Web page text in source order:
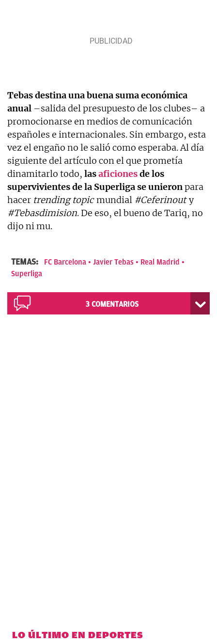
Tebasdestina una buena suma económica
anual –salida del presupuesto de los clubes– a
promocionarse en medios de comunicación
españoles e internacionales. Sin embargo, esta
vez el engaño no le salió como esperaba. Al día
siguiente del artículo con el que prometía
dinamitarlo todo, lasaficionesde los
supervivientes de la Superliga se unieronpara
hacer trending topicmundial #Ceferinouty
#Tebasdimision. De eso, el bueno de Tariq, no
dijo ni mu.
TEMAS: FC Barcelona Javier Tebas
Real Madrid
Superliga
3 COMENTARIOS
LO ÚLTIMO EN DEPORTES